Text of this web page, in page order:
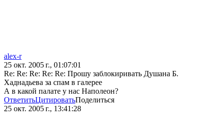
alex-r
25 окт. 2005 г., 01:07:01
Re: Re: Re: Re: Re: Прошу заблокиривать Душана Б.
Хаднадьева за спам в галерее
А в какой палате у нас Наполеон?
ОтветитьЦитироватьПоделиться
25 окт. 2005 г., 13:41:28